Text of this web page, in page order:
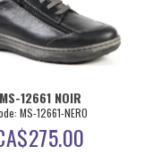
MS-12661 NOIR
MS-12661-NERO
275.00